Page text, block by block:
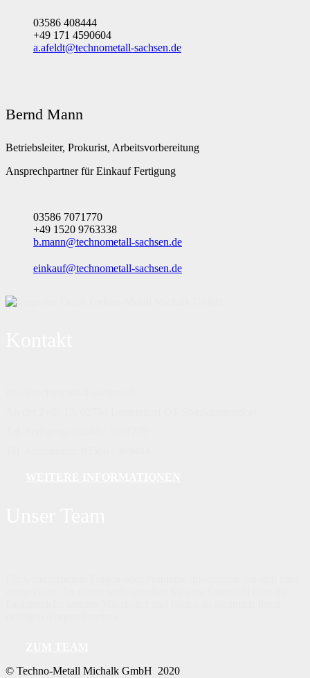
03586 408444
+49 171 4590604
a.afeldt@technometall-sachsen.de
Bernd Mann
Betriebsleiter, Prokurist, Arbeitsvorbereitung
Ansprechpartner für Einkauf Fertigung
03586 7071770
+49 1520 9763338
b.mann@technometall-sachsen.de
einkauf@technometall-sachsen.de
© Techno-Metall Michalk GmbH 2020